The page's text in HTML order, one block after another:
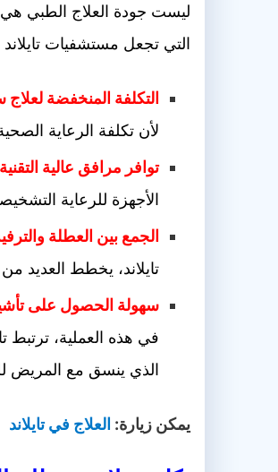
ليست جودة العلاج الطبي هي
التي تجعل مستشفيات
التكلفة المنخفضة لعلاج
لأن تكلفة الرعاية
توافر مرافق عالية
الأجهزة للرعاية
الجمع بين العطلة
تايلاند، يخطط العديد
سهولة الحصول على
في هذه العملية، ترتبط
الذي ينسق مع المريض
يمكن زيارة: العلاج في تايلاند